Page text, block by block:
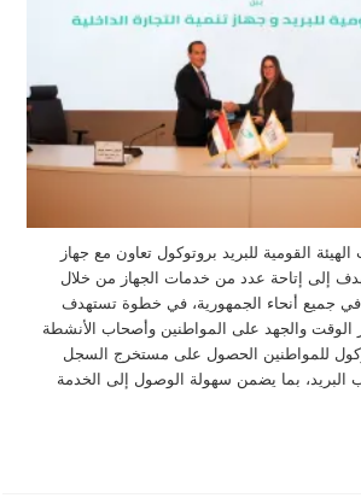
القومية للبريد بروتوكول تعاون مع جهاز
يهدف إلى إتاحة عدد من خدمات الجهاز من خلال
في جميع أنحاء الجمهورية، في خطوة تستهدف
الوقت والجهد على المواطنين وأصحاب الأنشطة
للمواطنين الحصول على مستخرج السجل
البريد، بما يضمن سهولة الوصول إلى الخدمة